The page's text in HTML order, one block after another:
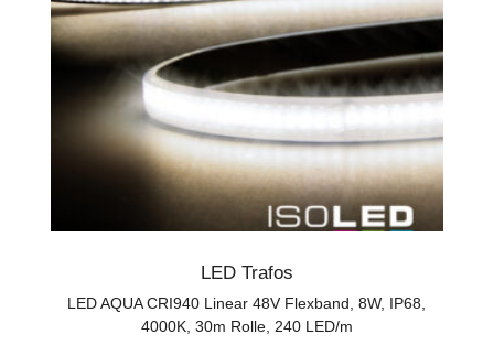
LED Trafos
LED AQUA CRI940 Linear 48V Flexband, 8W, IP68,
4000K, 30m Rolle, 240 LED/m